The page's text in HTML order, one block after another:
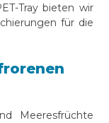
Tray bieten wir
für die
Meeresfrüchte